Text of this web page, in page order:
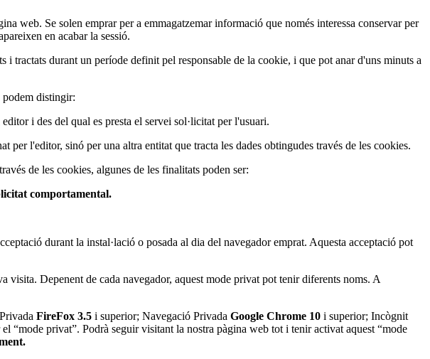
web. Se solen emprar per a emmagatzemar informació que només interessa conservar per
en acabar la sessió.
i tractats durant un període definit pel responsable de la cookie, i que pot anar d'uns minuts a
distingir:
i des del qual es presta el servei sol·licitat per l'usuari.
l'editor, sinó per una altra entitat que tracta les dades obtingudes través de les cookies.
de les cookies, algunes de les finalitats poden ser:
comportamental.
durant la instal·lació o posada al dia del navegador emprat. Aquesta acceptació pot
visita. Depenent de cada navegador, aquest mode privat pot tenir diferents noms. A
FireFox 3.5 i superior; Navegació Privada Google Chrome 10 i superior; Incògnit
“mode privat”. Podrà seguir visitant la nostra pàgina web tot i tenir activat aquest “mode